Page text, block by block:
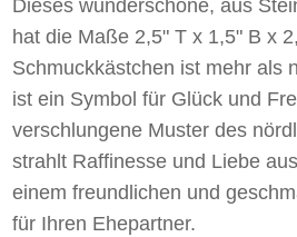
Dieses wunderschöne, aus
hat die Maße 2,5" T x 1,5" B x
Schmuckkästchen ist mehr als
ist ein Symbol für Glück und
verschlungene Muster des
strahlt Raffinesse und Liebe
einem freundlichen und
für Ihren Ehepartner.